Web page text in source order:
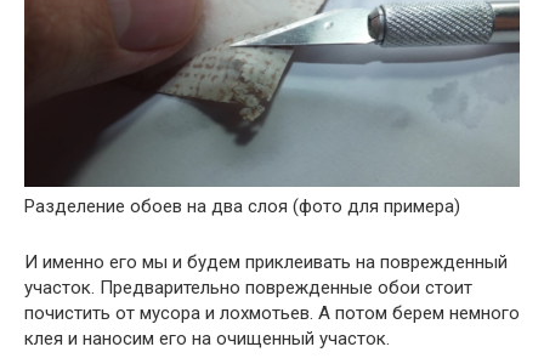
Разделение обоев на два слоя (фото для примера)
И именно его мы и будем приклеивать на поврежденный
участок. Предварительно поврежденные обои стоит
почистить от мусора и лохмотьев. А потом берем немного
клея и наносим его на очищенный участок.